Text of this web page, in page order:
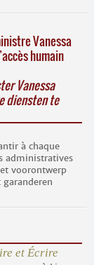
Vanessa
humain
Vanessa
diensten te
à chaque
administratives
voorontwerp
et Écrire